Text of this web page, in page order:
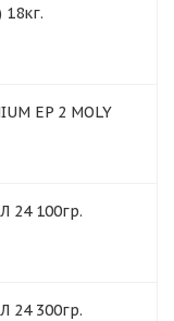
EP 2 MOLY
24 100гр.
24 300гр.